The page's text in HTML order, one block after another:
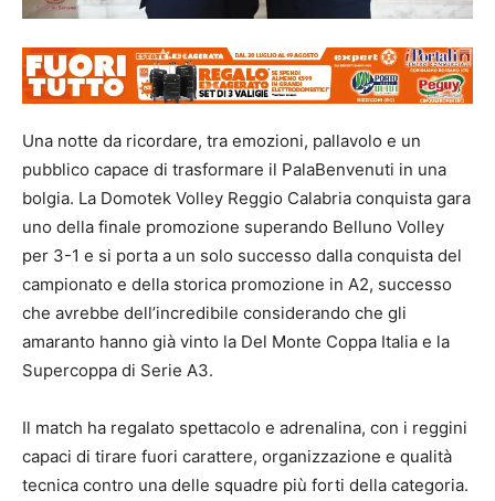
Una notte da ricordare, tra emozioni, pallavolo e un
pubblico capace di trasformare il PalaBenvenuti in una
bolgia. La Domotek Volley Reggio Calabria conquista gara
uno della finale promozione superando Belluno Volley
per 3-1 e si porta a un solo successo dalla conquista del
campionato e della storica promozione in A2, successo
che avrebbe dell’incredibile considerando che gli
amaranto hanno già vinto la Del Monte Coppa Italia e la
Supercoppa di Serie A3.
Il match ha regalato spettacolo e adrenalina, con i reggini
capaci di tirare fuori carattere, organizzazione e qualità
tecnica contro una delle squadre più forti della categoria.